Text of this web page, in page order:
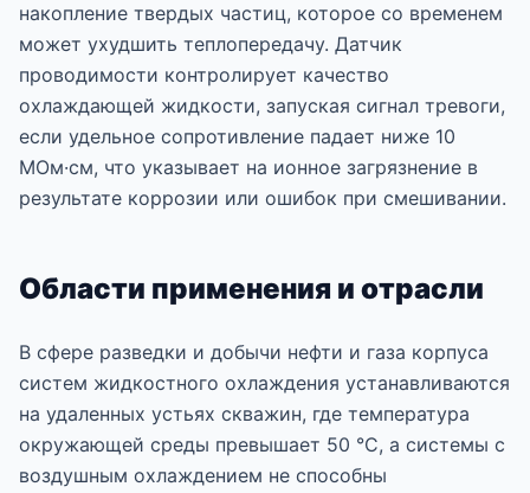
накопление твердых частиц, которое со временем
может ухудшить теплопередачу. Датчик
проводимости контролирует качество
охлаждающей жидкости, запуская сигнал тревоги,
если удельное сопротивление падает ниже 10
МОм·см, что указывает на ионное загрязнение в
результате коррозии или ошибок при смешивании.
Области применения и отрасли
В сфере разведки и добычи нефти и газа корпуса
систем жидкостного охлаждения устанавливаются
на удаленных устьях скважин, где температура
окружающей среды превышает 50 °C, а системы с
воздушным охлаждением не способны